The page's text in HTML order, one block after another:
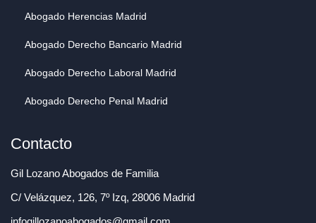
Abogado Herencias Madrid
Abogado Derecho Bancario Madrid
Abogado Derecho Laboral Madrid
Abogado Derecho Penal Madrid
Contacto
Gil Lozano Abogados de Familia
C/ Velázquez, 126, 7º Izq, 28006 Madrid